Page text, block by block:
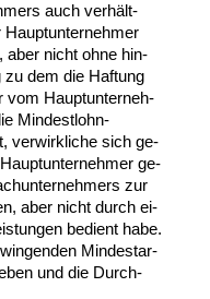
auch verhält­
aber nicht oh­ne hin­
zu dem die Haf­tung
vom Haupt­un­ter­neh­
Min­dest­lohn­
ver­wirk­li­che sich ge­
ge­
zur
aber nicht durch ei­
be­dient ha­be.
Min­dest­ar­
und die Durch-